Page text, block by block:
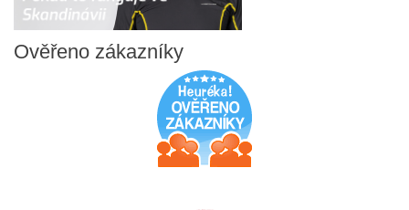
Ověřeno zákazníky